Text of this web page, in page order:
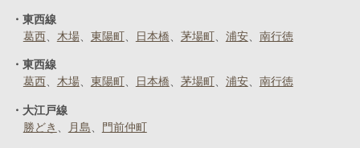
東西線
葛西
木場 東陽町 日本橋 茅場町 浦安 南行徳
東西線
葛西
木場 東陽町 日本橋 茅場町 浦安 南行徳
大江戸線
勝どき
月島 門前仲町